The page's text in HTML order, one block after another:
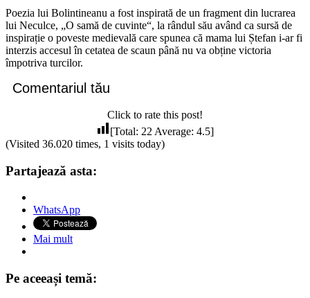
Poezia lui Bolintineanu a fost inspirată de un fragment din lucrarea
lui Neculce, „O samă de cuvinte“, la rândul său având ca sursă de
inspirație o poveste medievală care spunea că mama lui Ștefan i-ar fi
interzis accesul în cetatea de scaun până nu va obține victoria
împotriva turcilor.
Comentariul tău
Click to rate this post!
[Total: 22 Average: 4.5]
(Visited 36.020 times, 1 visits today)
Partajează asta:
WhatsApp
Mai mult
Pe aceeași temă: